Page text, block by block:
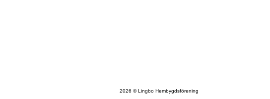
2026 © Lingbo Hembygdsförening